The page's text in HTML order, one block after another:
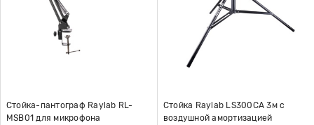
Стойка-пантограф Raylab RL-
MSB01 для микрофона
Стойка Raylab LS300CA 3м с
воздушной амортизацией